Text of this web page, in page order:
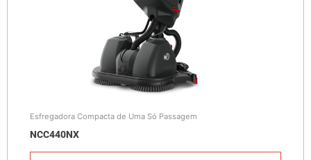
Esfregadora Compacta de Uma Só Passagem
NCC440NX